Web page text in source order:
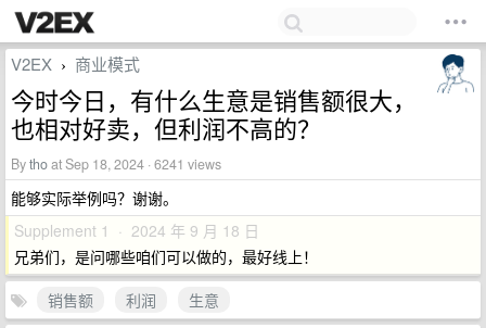
V2EX › 商业模式
今时今日，有什么生意是销售额很大，
也相对好卖，但利润不高的？
Bythoat Sep 18, 2024 · 6241 views
能够实际举例吗？谢谢。
Supplement 1 · 2024 年 9 月 18 日
兄弟们，是问哪些咱们可以做的，最好线上！
销售额
利润
生意